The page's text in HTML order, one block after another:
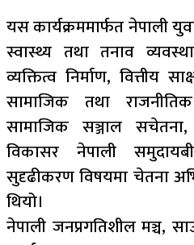
यस कार्यक्रममार्फत नेपाली
स्वास्थ्य तथा तनाव
व्यक्तित्व निर्माण, वित्तीय
सामाजिक तथा
सामाजिक सञ्जाल
विकासर नेपाली
सुदृढीकरण विषयमा चेतना
थियो।
नेपाली जनप्रगतिशील मञ्च,